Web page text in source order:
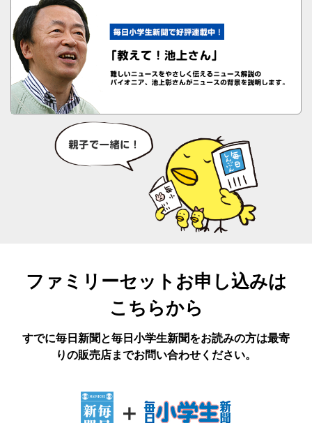
ファミリーセットお申し込みは
こちらから
すでに毎日新聞と毎日小学生新聞をお読みの方は最寄
りの販売店までお問い合わせください。